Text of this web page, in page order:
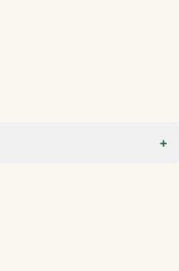
CI 77891, CI 77492,